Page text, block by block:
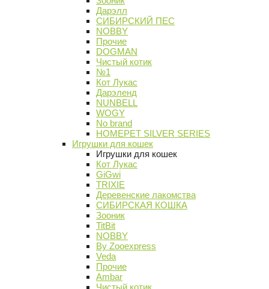
Дарэлл
СИБИРСКИЙ ПЕС
NOBBY
Прочие
DOGMAN
Чистый котик
№1
Кот Лукас
Дарэленд
NUNBELL
WOGY
No brand
HOMEPET SILVER SERIES
Игрушки для кошек
Игрушки для кошек
Кот Лукас
GiGwi
TRIXIE
Деревенские лакомства
СИБИРСКАЯ КОШКА
Зооник
TitBit
NOBBY
By Zooexpress
Veda
Прочие
Ambar
Чистый котик